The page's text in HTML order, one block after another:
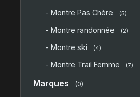
- Montre Pas Chère (5)
- Montre randonnée (2)
- Montre ski (4)
- Montre Trail Femme (7)
Marques (0)